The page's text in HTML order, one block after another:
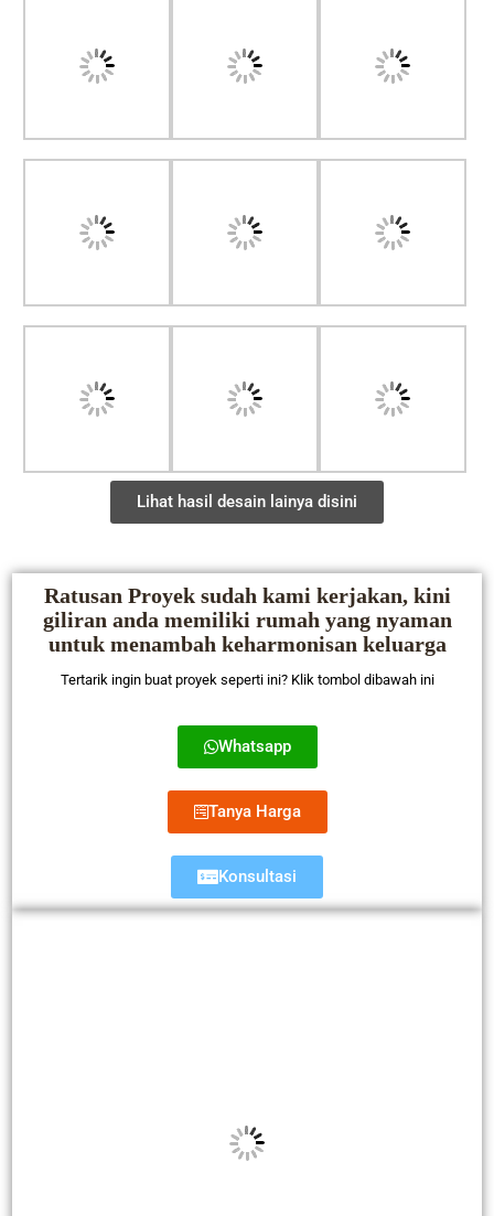
Lihat hasil desain lainya disini
Ratusan Proyek sudah kami kerjakan, kini
giliran anda memiliki rumah yang nyaman
untuk menambah keharmonisan keluarga
Tertarik ingin buat proyek seperti ini? Klik tombol dibawah ini
Whatsapp
Tanya Harga
Konsultasi